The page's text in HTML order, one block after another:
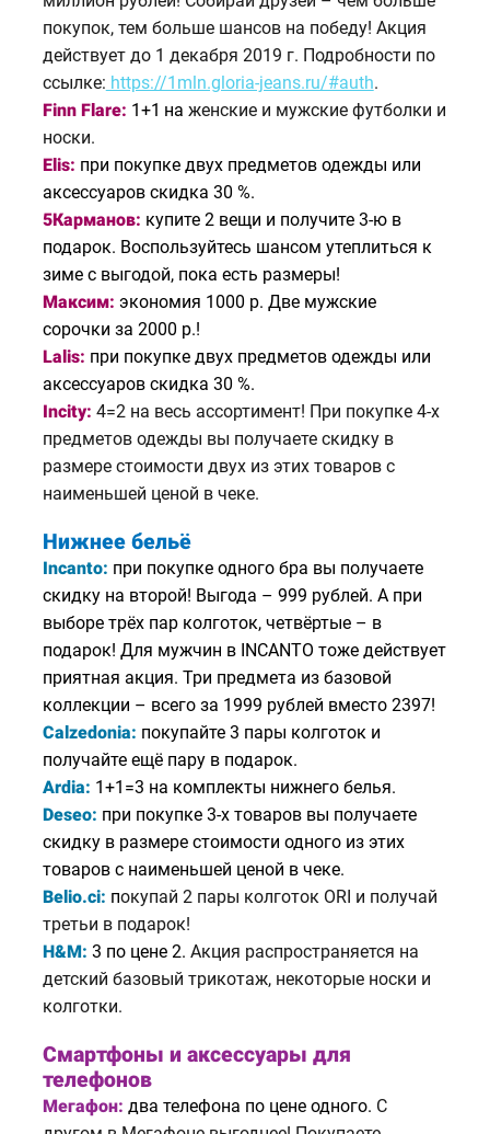
покупок, тем больше шансов на победу! Акция
действует до 1 декабря 2019 г. Подробности по
ссылке: https://1mln.gloria-jeans.ru/#auth.
Finn Flare: 1+1 на женские и мужские футболки и
носки.
Elis: при покупке двух предметов одежды или
аксессуаров скидка 30 %.
5Карманов: купите 2 вещи и получите 3-ю в
подарок. Воспользуйтесь шансом утеплиться к
зиме с выгодой, пока есть размеры!
Максим: экономия 1000 р. Две мужские
сорочки за 2000 р.!
Lalis: при покупке двух предметов одежды или
аксессуаров скидка 30 %.
Incity: 4=2 на весь ассортимент! При покупке 4-х
предметов одежды вы получаете скидку в
размере стоимости двух из этих товаров с
наименьшей ценой в чеке.
Нижнее бельё
Incanto: при покупке одного бра вы получаете
скидку на второй! Выгода – 999 рублей. А при
выборе трёх пар колготок, четвёртые – в
подарок! Для мужчин в INCANTO тоже действует
приятная акция. Три предмета из базовой
коллекции – всего за 1999 рублей вместо 2397!
Calzedonia: покупайте 3 пары колготок и
получайте ещё пару в подарок.
Ardia: 1+1=3 на комплекты нижнего белья.
Deseo: при покупке 3-х товаров вы получаете
скидку в размере стоимости одного из этих
товаров с наименьшей ценой в чеке.
Belio.ci: покупай 2 пары колготок ORI и получай
третьи в подарок!
H&M: 3 по цене 2. Акция распространяется на
детский базовый трикотаж, некоторые носки и
колготки.
Смартфоны и аксессуары для
телефонов
Мегафон: два телефона по цене одного. С